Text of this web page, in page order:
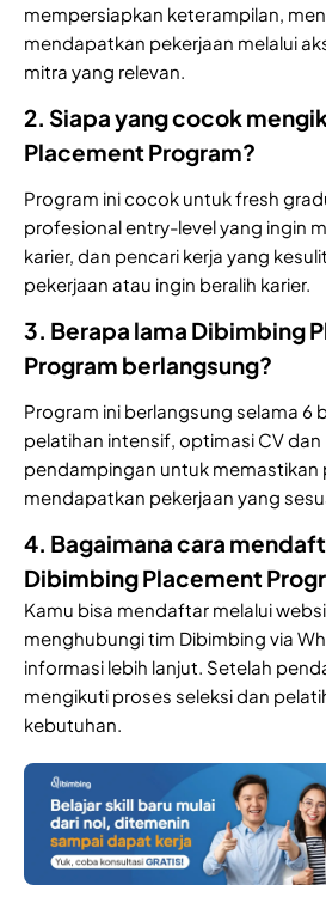
mempersiapkan keterampilan,
mendapatkan pekerjaan melalui
mitra yang relevan.
2. Siapa yang cocok
Placement Program?
Program ini cocok untuk fresh
profesional entry-level yang ingin
karier, dan pencari kerja yang
pekerjaan atau ingin beralih karier.
3. Berapa lama Dibimbing
Program berlangsung?
Program ini berlangsung selama 6
pelatihan intensif, optimasi CV dan
pendampingan untuk memastikan
mendapatkan pekerjaan yang
4. Bagaimana cara
Dibimbing Placement
Kamu bisa mendaftar melalui
menghubungi tim Dibimbing via
informasi lebih lanjut. Setelah
mengikuti proses seleksi dan
kebutuhan.